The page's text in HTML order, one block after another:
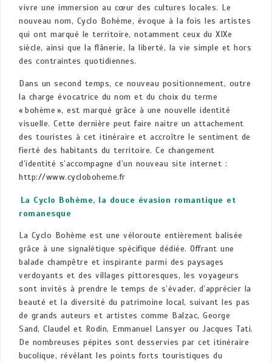
vivre une immersion au cœur des cultures locales. Le
nouveau nom, Cyclo Bohème, évoque à la fois les artistes
qui ont marqué le territoire, notamment ceux du XIXe
siècle, ainsi que la flânerie, la liberté, la vie simple et hors
des contraintes quotidiennes.
Dans un second temps, ce nouveau positionnement, outre
la charge évocatrice du nom et du choix du terme
« bohème », est marqué grâce à une nouvelle identité
visuelle. Cette dernière peut faire naitre un attachement
des touristes à cet itinéraire et accroître le sentiment de
fierté des habitants du territoire. Ce changement
d’identité s’accompagne d’un nouveau site internet :
http://www.cycloboheme.fr
La Cyclo Bohème, la douce évasion romantique et
romanesque
La Cyclo Bohème est une véloroute entièrement balisée
grâce à une signalétique spécifique dédiée. Offrant une
balade champêtre et inspirante parmi des paysages
verdoyants et des villages pittoresques, les voyageurs
sont invités à prendre le temps de s’évader, d’apprécier la
beauté et la diversité du patrimoine local, suivant les pas
de grands auteurs et artistes comme Balzac, George
Sand, Claudel et Rodin, Emmanuel Lansyer ou Jacques Tati.
De nombreuses pépites sont desservies par cet itinéraire
bucolique, révélant les points forts touristiques du